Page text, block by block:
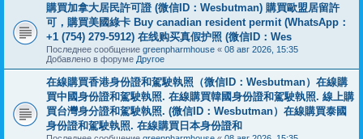
購買加拿大居民許可證 (微信ID：Wesbutman) 購買歐盟居留許
可，購買美國綠卡 Buy canadian resident permit (WhatsApp：
+1 (754) 279-5912) 在线购买真假护照 (微信ID：Wes
Последнее сообщение greenpharmhouse « 08 авг 2026, 15:35
Добавлено в форуме Другое
在線購買香港身份證和駕駛執照（微信ID：Wesbutman）在線購
買中國身份證和駕駛執照. 在線購買韓國身份證和駕駛執照. 線上購
買台灣身分證和駕駛執照. (微信ID：Wesbutman）在線購買泰國
身份證和駕駛執照. 在線購買日本身份證和